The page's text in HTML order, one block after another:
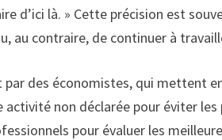
d’ici là. » Cette précision est
au contraire, de continuer à
des économistes, qui mettent
non déclarée pour éviter
pour évaluer les